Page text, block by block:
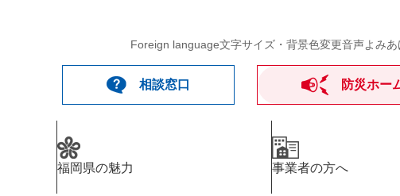
Foreign language文字サイズ・背景色変更音声よみあ
相談窓口 防災ホー
福岡県の魅力 事業者の方へ